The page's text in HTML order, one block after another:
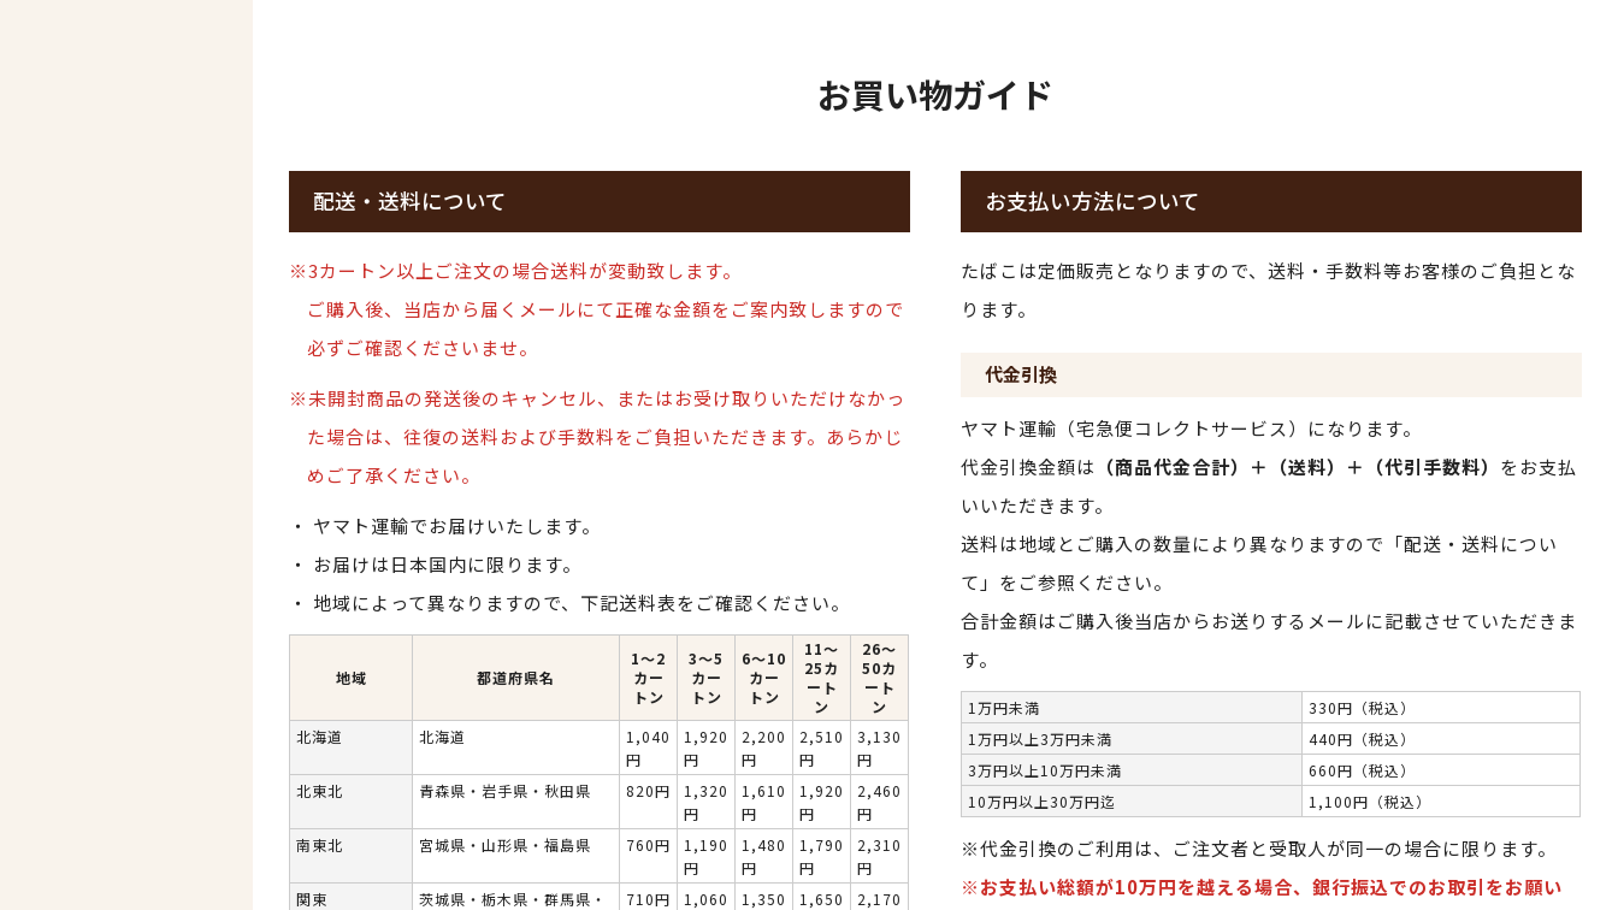
お買い物ガイド
配送・送料について
※3カートン以上ご注文の場合送料が変動致します。
ご購入後、当店から届くメールにて正確な金額をご案内致しますので
必ずご確認くださいませ。
※未開封商品の発送後のキャンセル、またはお受け取りいただけなかっ
た場合は、 往復の送料および手数料をご負担いただきます。 あらかじ
めご了承ください。
ヤマト運輸でお届けいたします。
お届けは日本国内に限ります。
地域によって異なりますので、下記送料表をご確認ください。
地域 都道府県名
1〜2
カー
トン
3〜5
カー
トン
6〜10
カー
トン
11～
25カ
ート
ン
26～
50カ
ート
ン
北海道
北海道
1,040
円
1,920
円
2,200
円
2,510
円
3,130
円
北東北
青森県・岩手県・秋田県 820円
1,320
円
1,610
円
1,920
円
2,460
円
南東北
宮城県・山形県・福島県 760円
1,190
円
1,480
円
1,790
円
2,310
円
関東
茨城県・栃木県・群馬県・
710円
1,060
1,350
1,650
2,170
お支払い方法について
たばこは定価販売となりますので、送料・手数料等お客様のご負担とな
ります。
代金引換
ヤマト運輸（宅急便コレクトサービス）になります。
代金引換金額は （商品代金合計）＋（送料）＋（代引手数料） をお支払
いいただきます。
送料は地域とご購入の数量により異なりますので「配送・送料につい
て」をご参照ください。
合計金額はご購入後当店からお送りするメールに記載させていただきま
す。
1万円未満
330円（税込）
1万円以上3万円未満
440円（税込）
3万円以上10万円未満
660円（税込）
10万円以上30万円迄
1,100円（税込）
※代金引換のご利用は、ご注文者と受取人が同一の場合に限ります。
※お支払い総額が10万円を越える場合、銀行振込でのお取引をお願い